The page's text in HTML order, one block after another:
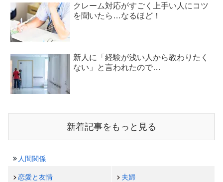
クレーム対応がすごく上手い人にコツ
を聞いたら…なるほど！
新人に「経験が浅い人から教わりたく
ない」と言われたので…
新着記事をもっと見る
人間関係
恋愛と友情 夫婦